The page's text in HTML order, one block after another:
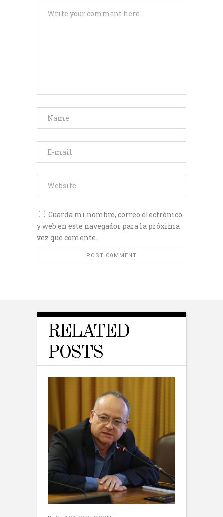
Guarda mi nombre, correo electrónico
y web en este navegador para la próxima
vez que comente.
RELATED
POSTS